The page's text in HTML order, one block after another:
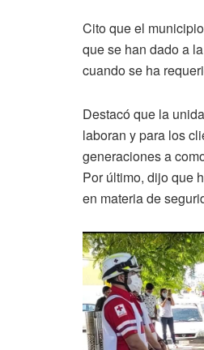
Cito que el
que se han dado a
cuando se ha
Destacó que la
laboran y para los
generaciones a
Por último, dijo que
en materia de